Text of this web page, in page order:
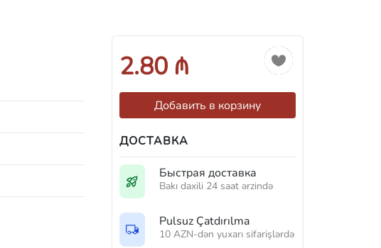
2.80 ₼
Добавить в корзину
ДОСТАВКА
Быстрая доставка
Bakı daxili 24 saat ərzində
Pulsuz Çatdırılma
10 AZN-dən yuxarı sifarişlərdə